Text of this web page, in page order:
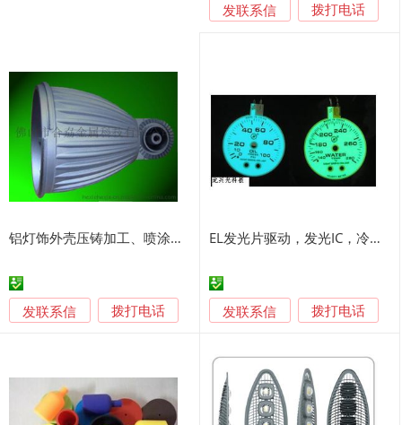
发联系信 拨打电话
铝灯饰外壳压铸加工、喷涂加工
发联系信 拨打电话
EL发光片驱动，发光IC，冷光驱动芯片
发联系信 拨打电话